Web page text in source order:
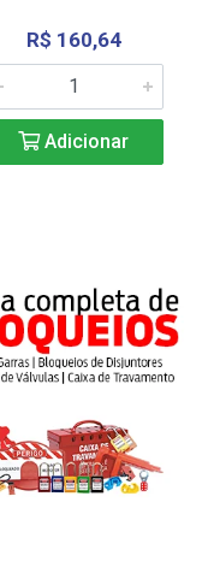
R$ 160,64
Adicionar